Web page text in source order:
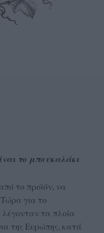
το μπουκαλάκι
το προϊόν, να
Τώρα για το
τα πλοία
της Ευρώπης, κατά